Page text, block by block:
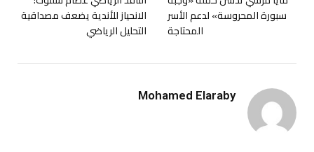
سبورة المحروسة» لدعم الأسر
المحتاجة
الانحياز للأندية يضعف مصداقية
التحليل الرياضي
Mohamed Elaraby